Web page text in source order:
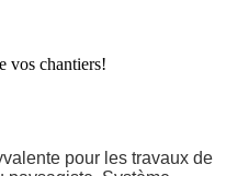
vos chantiers!
pour les travaux de